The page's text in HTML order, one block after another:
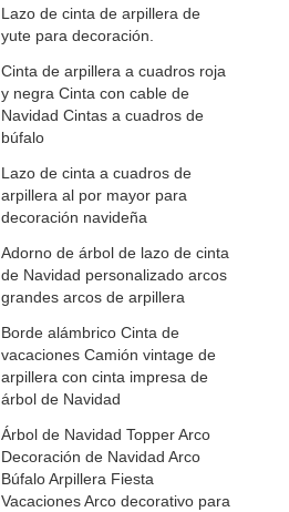
Lazo de cinta de arpillera de
yute para decoración.
Cinta de arpillera a cuadros roja
y negra Cinta con cable de
Navidad Cintas a cuadros de
búfalo
Lazo de cinta a cuadros de
arpillera al por mayor para
decoración navideña
Adorno de árbol de lazo de cinta
de Navidad personalizado arcos
grandes arcos de arpillera
Borde alámbrico Cinta de
vacaciones Camión vintage de
arpillera con cinta impresa de
árbol de Navidad
Árbol de Navidad Topper Arco
Decoración de Navidad Arco
Búfalo Arpillera Fiesta
Vacaciones Arco decorativo para